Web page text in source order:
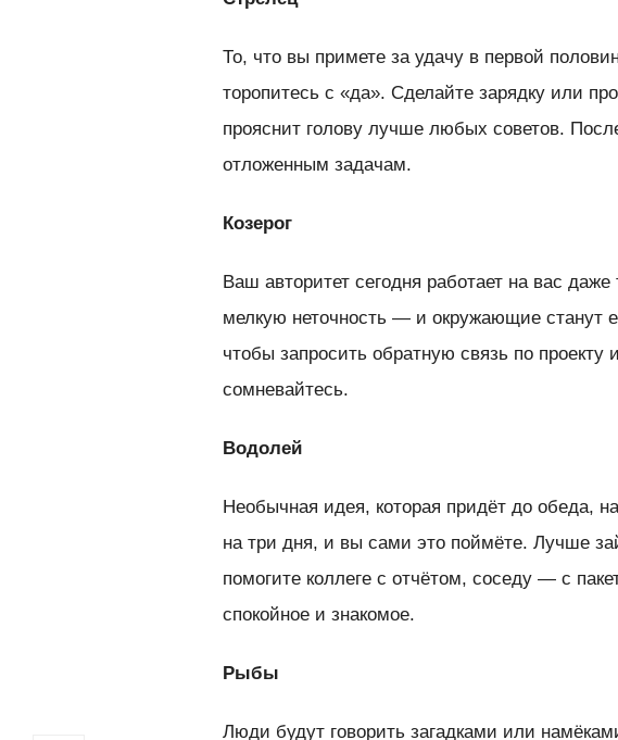
То, что вы примете за удачу в первой
торопитесь с «да». Сделайте зарядку или
прояснит голову лучше любых советов.
отложенным задачам.
Козерог
Ваш авторитет сегодня работает на вас
мелкую неточность — и окружающие станут
чтобы запросить обратную связь по
сомневайтесь.
Водолей
Необычная идея, которая придёт до обеда,
на три дня, и вы сами это поймёте. Лучше
помогите коллеге с отчётом, соседу — с
спокойное и знакомое.
Рыбы
Люди будут говорить загадками или